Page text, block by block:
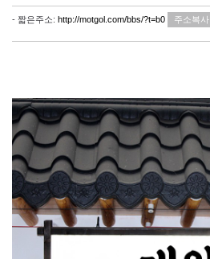
- 짧은주소: http://motgol.com/bbs/?t=b0 주소복사